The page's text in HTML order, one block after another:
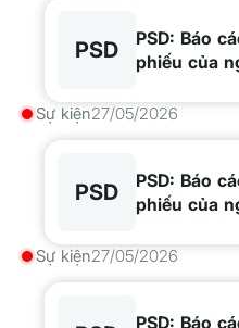
PSD
PSD: Báo
phiếu của
Sự kiện27/05/2026
PSD
PSD: Báo
phiếu của
Sự kiện27/05/2026
PSD: Báo